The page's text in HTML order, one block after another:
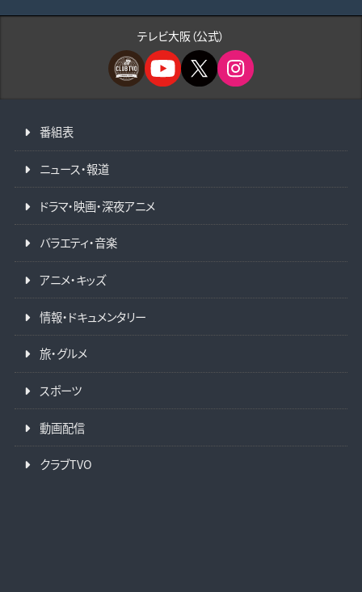
テレビ大阪（公式）
番組表
ニュース・報道
ドラマ・映画・深夜アニメ
バラエティ・音楽
アニメ・キッズ
情報・ドキュメンタリー
旅・グルメ
スポーツ
動画配信
クラブTVO